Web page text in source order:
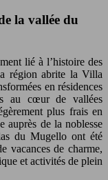
la vallée du
lié à l’histoire des
région abrite la Villa
en résidences
au cœur de vallées
plus frais en
auprès de la noblesse
du Mugello ont été
vacances de charme,
et activités de plein